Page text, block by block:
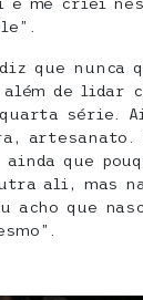
que nunca
de lidar
série.
artesanato.
que
ali, mas
acho que